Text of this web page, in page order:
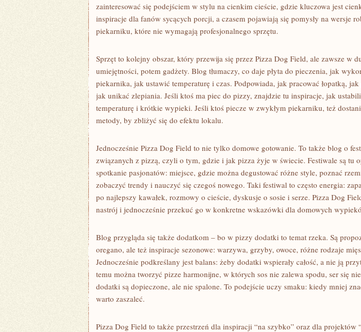
zainteresować się podejściem w stylu na cienkim cieście, gdzie kluczowa jest
inspiracje dla fanów sycących porcji, a czasem pojawiają się pomysły na wersje
piekarniku, które nie wymagają profesjonalnego sprzętu.
Sprzęt to kolejny obszar, który przewija się przez Pizza Dog Field, ale zawsze w
umiejętności, potem gadżety. Blog tłumaczy, co daje płyta do pieczenia, jak
piekarnika, jak ustawić temperaturę i czas. Podpowiada, jak pracować łopatką,
jak unikać zlepiania. Jeśli ktoś ma piec do pizzy, znajdzie tu inspiracje, jak
temperaturę i krótkie wypieki. Jeśli ktoś piecze w zwykłym piekarniku, też
metody, by zbliżyć się do efektu lokalu.
Jednocześnie Pizza Dog Field to nie tylko domowe gotowanie. To także blog o
związanych z pizzą, czyli o tym, gdzie i jak pizza żyje w świecie. Festiwale są tu
spotkanie pasjonatów: miejsce, gdzie można degustować różne style, poznać
zobaczyć trendy i nauczyć się czegoś nowego. Taki festiwal to często energia:
po najlepszy kawałek, rozmowy o cieście, dyskusje o sosie i serze. Pizza Dog
nastrój i jednocześnie przekuć go w konkretne wskazówki dla domowych
Blog przygląda się także dodatkom – bo w pizzy dodatki to temat rzeka. Są
oregano, ale też inspiracje sezonowe: warzywa, grzyby, owoce, różne rodzaje
Jednocześnie podkreślany jest balans: żeby dodatki wspierały całość, a nie ją
temu można tworzyć pizze harmonijne, w których sos nie zalewa spodu, ser się
dodatki są dopieczone, ale nie spalone. To podejście uczy smaku: kiedy mniej
warto zaszaleć.
Pizza Dog Field to także przestrzeń dla inspiracji “na szybko” oraz dla projektów